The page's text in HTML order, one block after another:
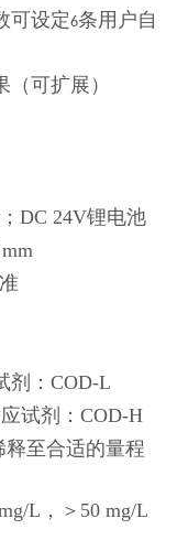
可设定6条用户自
（可扩展）
DC 24V锂电池
剂：COD-L
试剂：COD-H
释至合适的量程
L，＞50 mg/L